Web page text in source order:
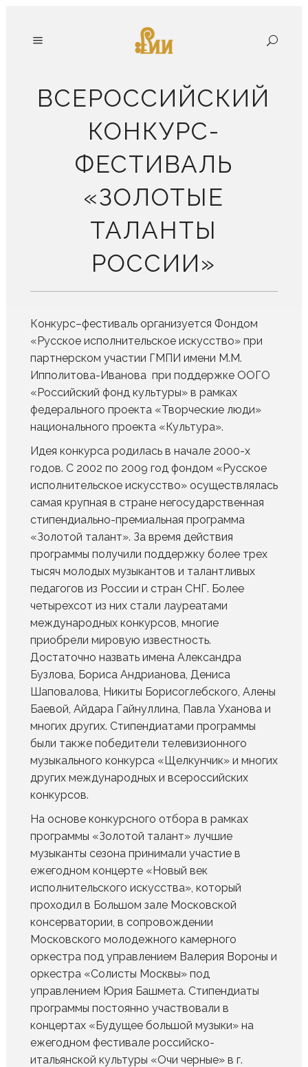
ВСЕРОССИЙСКИЙ
КОНКУРС-
ФЕСТИВАЛЬ
«ЗОЛОТЫЕ
ТАЛАНТЫ
РОССИИ»
Конкурс–фестиваль организуется Фондом
«Русское исполнительское искусство» при
партнерском участии ГМПИ имени М.М.
Ипполитова-Иванова при поддержке ООГО
«Российский фонд культуры» в рамках
федерального проекта «Творческие люди»
национального проекта «Культура».
Идея конкурса родилась в начале 2000-х
годов. С 2002 по 2009 год фондом «Русское
исполнительское искусство» осуществлялась
самая крупная в стране негосударственная
стипендиально-премиальная программа
«Золотой талант». За время действия
программы получили поддержку более трех
тысяч молодых музыкантов и талантливых
педагогов из России и стран СНГ. Более
четырехсот из них стали лауреатами
международных конкурсов, многие
приобрели мировую известность.
Достаточно назвать имена Александра
Бузлова, Бориса Андрианова, Дениса
Шаповалова, Никиты Борисоглебского, Алены
Баевой, Айдара Гайнуллина, Павла Уханова и
многих других. Стипендиатами программы
были также победители телевизионного
музыкального конкурса «Щелкунчик» и многих
других международных и всероссийских
конкурсов.
На основе конкурсного отбора в рамках
программы «Золотой талант» лучшие
музыканты сезона принимали участие в
ежегодном концерте «Новый век
исполнительского искусства», который
проходил в Большом зале Московской
консерватории, в сопровождении
Московского молодежного камерного
оркестра под управлением Валерия Вороны и
оркестра «Солисты Москвы» под
управлением Юрия Башмета. Стипендиаты
программы постоянно участвовали в
концертах «Будущее большой музыки» на
ежегодном фестивале российско-
итальянской культуры «Очи черные» в г.